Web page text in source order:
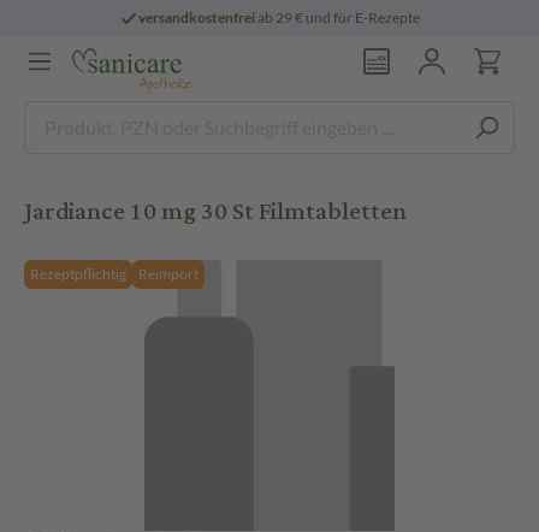
versandkostenfreiab 29 € und für E-Rezepte
Jardiance 10 mg 30 St Filmtabletten
Rezeptpflichtig Reimport